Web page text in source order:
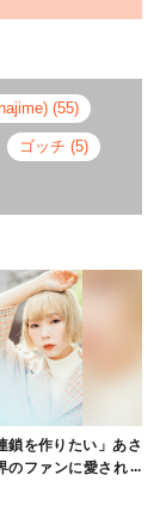
(55)
ゴッチ (5)
鎖を作りたい」あさ
のファンに愛される
ー】